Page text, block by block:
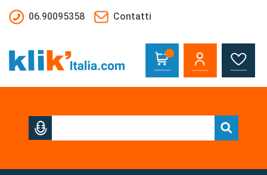
06.90095358
Contatti